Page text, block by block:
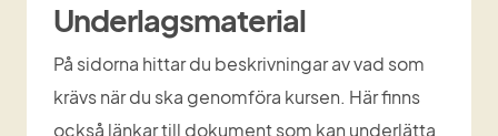
Underlagsmaterial
På sidorna hittar du beskrivningar av vad som
krävs när du ska genomföra kursen. Här finns
också länkar till dokument som kan underlätta